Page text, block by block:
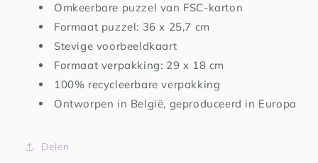
Omkeerbare puzzel van FSC-karton
Formaat puzzel: 36 x 25,7 cm
Stevige voorbeeldkaart
Formaat verpakking: 29 x 18 cm
100% recycleerbare verpakking
Ontworpen in België, geproduceerd in Europa
Delen